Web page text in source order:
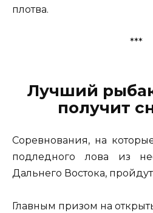
плотва.
***
Лучший
получит
Соревнования, на
подледного лова из
Дальнего Востока,
Главным призом на